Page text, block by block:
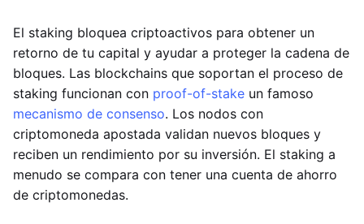
El staking bloquea criptoactivos para obtener un
retorno de tu capital y ayudar a proteger la cadena de
bloques. Las blockchains que soportan el proceso de
staking funcionan con proof-of-stake un famoso
mecanismo de consenso. Los nodos con
criptomoneda apostada validan nuevos bloques y
reciben un rendimiento por su inversión. El staking a
menudo se compara con tener una cuenta de ahorro
de criptomonedas.